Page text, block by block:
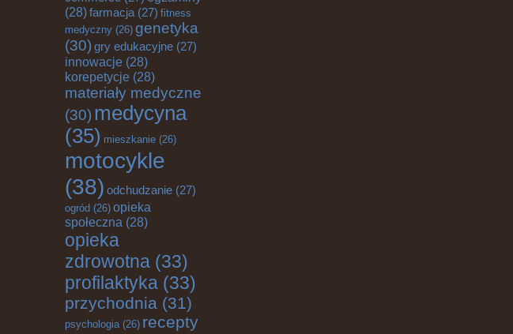
(28)farmacja (27) fitness
medyczny (26) genetyka
(30) gry edukacyjne (27)
innowacje (28)
korepetycje (28)
materiały medyczne
(30) medycyna
(35) mieszkanie (26)
motocykle
(38) odchudzanie (27)
ogród (26) opieka
społeczna (28)
opieka
zdrowotna (33)
profilaktyka (33)
przychodnia (31)
psychologia(26) recepty